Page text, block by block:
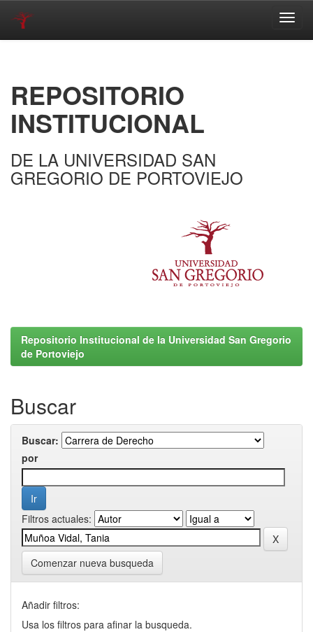
REPOSITORIO
INSTITUCIONAL
DE LA UNIVERSIDAD SAN
GREGORIO DE PORTOVIEJO
Repositorio Institucional de la Universidad San Gregorio
de Portoviejo
Buscar
Buscar:
por
Filtros actuales:
Comenzar nueva busqueda
Añadir filtros:
Usa los filtros para afinar la busqueda.